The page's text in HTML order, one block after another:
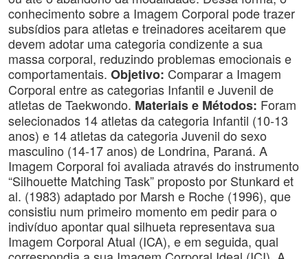
conhecimento sobre a Imagem Corporal pode trazer
subsídios para atletas e treinadores aceitarem que
devem adotar uma categoria condizente a sua
massa corporal, reduzindo problemas emocionais e
comportamentais. Objetivo: Comparar a Imagem
Corporal entre as categorias Infantil e Juvenil de
atletas de Taekwondo. Materiais e Métodos: Foram
selecionados 14 atletas da categoria Infantil (10-13
anos) e 14 atletas da categoria Juvenil do sexo
masculino (14-17 anos) de Londrina, Paraná. A
Imagem Corporal foi avaliada através do instrumento
“Silhouette Matching Task” proposto por Stunkard et
al. (1983) adaptado por Marsh e Roche (1996), que
consistiu num primeiro momento em pedir para o
indivíduo apontar qual silhueta representava sua
Imagem Corporal Atual (ICA), e em seguida, qual